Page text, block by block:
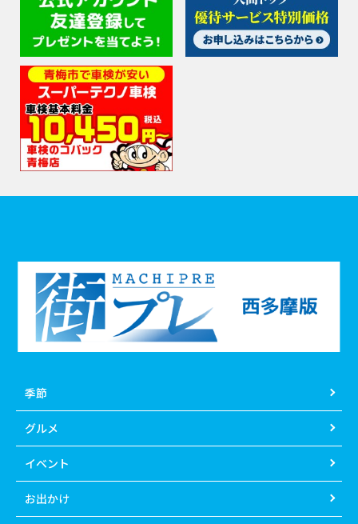
季節
グルメ
イベント
お出かけ